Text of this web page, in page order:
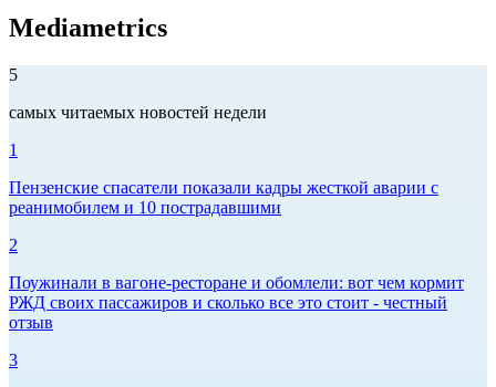
Mediametrics
5
самых читаемых новостей недели
1
Пензенские спасатели показали кадры жесткой аварии с
реанимобилем и 10 пострадавшими
2
Поужинали в вагоне-ресторане и обомлели: вот чем кормит
РЖД своих пассажиров и сколько все это стоит - честный
отзыв
3